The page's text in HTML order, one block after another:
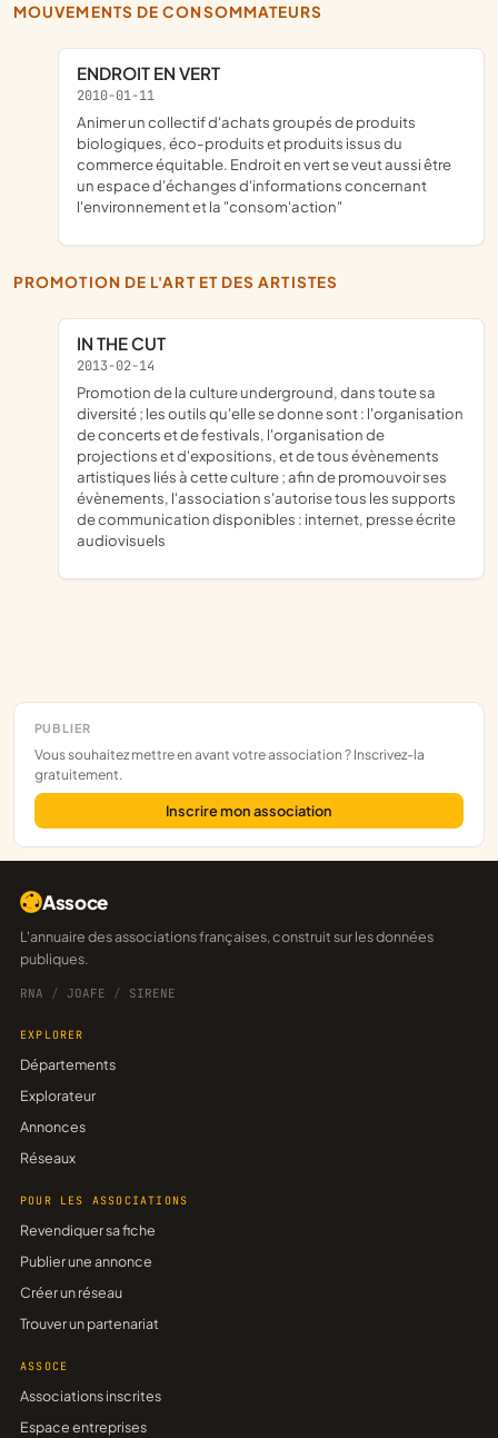
PUBLIER
Vous souhaitez mettre en avant votre association ? Inscrivez-la
gratuitement.
Inscrire mon association
MOUVEMENTS DE CONSOMMATEURS
ENDROIT EN VERT
2010-01-11
animer un collectif d'achats groupés de produits
biologiques, éco-produits et produits issus du
commerce équitable. Endroit en vert se veut aussi être
un espace d'échanges d'informations concernant
l'environnement et la "consom'action"
PROMOTION DE L'ART ET DES ARTISTES
IN THE CUT
2013-02-14
promotion de la culture underground, dans toute sa
diversité ; les outils qu'elle se donne sont : l'organisation
de concerts et de festivals, l'organisation de
projections et d'expositions, et de tous évènements
artistiques liés à cette culture ; afin de promouvoir ses
évènements, l'association s'autorise tous les supports
de communication disponibles : internet, presse écrite
audiovisuels
Assoce
L'annuaire des associations françaises, construit sur les données
publiques.
RNA / JOAFE / SIRENE
EXPLORER
Départements
Explorateur
Annonces
Réseaux
POUR LES ASSOCIATIONS
Revendiquer sa fiche
Publier une annonce
Créer un réseau
Trouver un partenariat
ASSOCE
Associations inscrites
Espace entreprises